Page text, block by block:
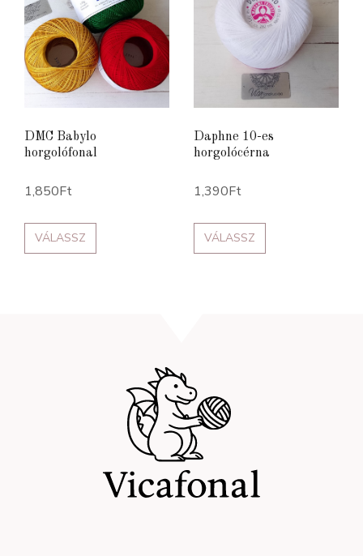
DMC Babylo
horgolófonal
1,850Ft
VÁLASSZ
Daphne 10-es
horgolócérna
1,390Ft
VÁLASSZ